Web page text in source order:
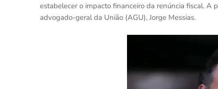
estabelecer o impacto financeiro da renúncia fiscal. A
advogado-geral da União (AGU), Jorge Messias.